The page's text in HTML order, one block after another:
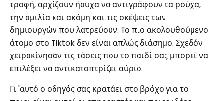
τροφή, αρχίζουν ήσυχα να αντιγράφουν τα ρούχα,
την ομιλία και ακόμη και τις σκέψεις των
δημιουργών που λατρεύουν. Το πιο ακολουθούμενο
άτομο στο Tiktok δεν είναι απλώς διάσημο. Σχεδόν
χειροκίνησαν τις τάσεις που το παιδί σας μπορεί να
επιλέξει να αντικατοπτρίζει αύριο.
Γι 'αυτό ο οδηγός σας κρατάει στο βρόχο για το